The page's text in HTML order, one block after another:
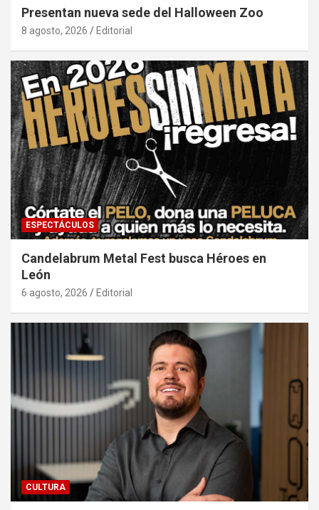
Presentan nueva sede del Halloween Zoo
8 agosto, 2026 Editorial
ESPECTÁCULOS
Candelabrum Metal Fest busca Héroes en
León
6 agosto, 2026 Editorial
CULTURA